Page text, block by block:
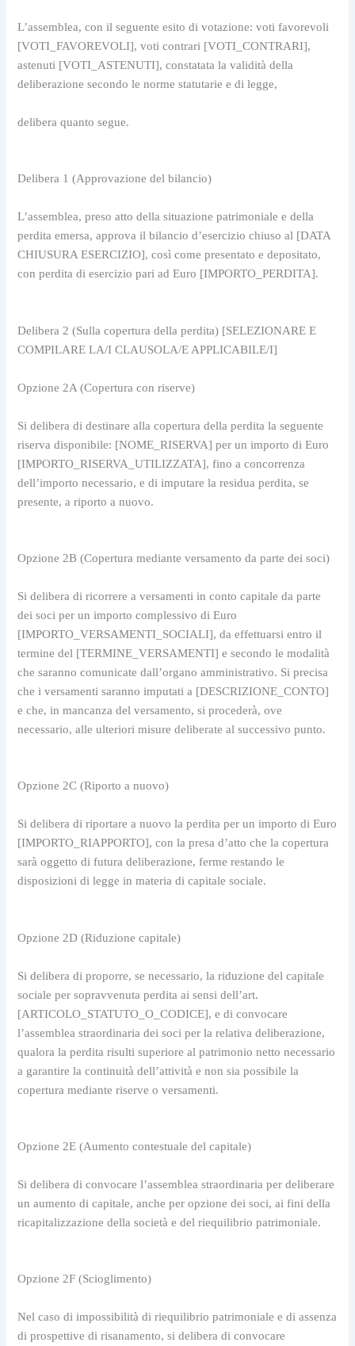
L’assemblea, con il seguente esito di votazione: voti favorevoli
[VOTI_FAVOREVOLI], voti contrari [VOTI_CONTRARI],
astenuti [VOTI_ASTENUTI], constatata la validità della
deliberazione secondo le norme statutarie e di legge,
delibera quanto segue.
Delibera 1 (Approvazione del bilancio)
L’assemblea, preso atto della situazione patrimoniale e della
perdita emersa, approva il bilancio d’esercizio chiuso al [DATA
CHIUSURA ESERCIZIO], così come presentato e depositato,
con perdita di esercizio pari ad Euro [IMPORTO_PERDITA].
Delibera 2 (Sulla copertura della perdita) [SELEZIONARE E
COMPILARE LA/I CLAUSOLA/E APPLICABILE/I]
Opzione 2A (Copertura con riserve)
Si delibera di destinare alla copertura della perdita la seguente
riserva disponibile: [NOME_RISERVA] per un importo di Euro
[IMPORTO_RISERVA_UTILIZZATA], fino a concorrenza
dell’importo necessario, e di imputare la residua perdita, se
presente, a riporto a nuovo.
Opzione 2B (Copertura mediante versamento da parte dei soci)
Si delibera di ricorrere a versamenti in conto capitale da parte
dei soci per un importo complessivo di Euro
[IMPORTO_VERSAMENTI_SOCIALI], da effettuarsi entro il
termine del [TERMINE_VERSAMENTI] e secondo le modalità
che saranno comunicate dall’organo amministrativo. Si precisa
che i versamenti saranno imputati a [DESCRIZIONE_CONTO]
e che, in mancanza del versamento, si procederà, ove
necessario, alle ulteriori misure deliberate al successivo punto.
Opzione 2C (Riporto a nuovo)
Si delibera di riportare a nuovo la perdita per un importo di Euro
[IMPORTO_RIAPPORTO], con la presa d’atto che la copertura
sarà oggetto di futura deliberazione, ferme restando le
disposizioni di legge in materia di capitale sociale.
Opzione 2D (Riduzione capitale)
Si delibera di proporre, se necessario, la riduzione del capitale
sociale per sopravvenuta perdita ai sensi dell’art.
[ARTICOLO_STATUTO_O_CODICE], e di convocare
l’assemblea straordinaria dei soci per la relativa deliberazione,
qualora la perdita risulti superiore al patrimonio netto necessario
a garantire la continuità dell’attività e non sia possibile la
copertura mediante riserve o versamenti.
Opzione 2E (Aumento contestuale del capitale)
Si delibera di convocare l’assemblea straordinaria per deliberare
un aumento di capitale, anche per opzione dei soci, ai fini della
ricapitalizzazione della società e del riequilibrio patrimoniale.
Opzione 2F (Scioglimento)
Nel caso di impossibilità di riequilibrio patrimoniale e di assenza
di prospettive di risanamento, si delibera di convocare